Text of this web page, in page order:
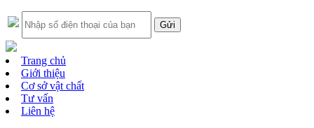
Trang chủ
Giới thiệu
Cơ sở vật chất
Tư vấn
Liên hệ